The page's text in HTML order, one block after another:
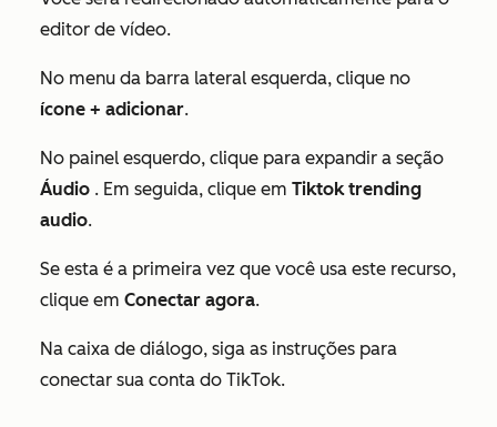
editor de vídeo.
No menu da barra lateral esquerda, clique no
ícone + adicionar.
No painel esquerdo, clique para expandir a seção
Áudio . Em seguida, clique em Tiktok trending
audio.
Se esta é a primeira vez que você usa este recurso,
clique em Conectar agora.
Na caixa de diálogo, siga as instruções para
conectar sua conta do TikTok.